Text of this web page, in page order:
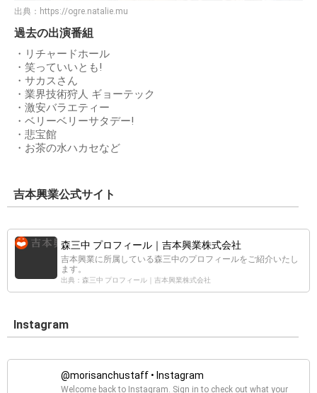
出典： https://ogre.natalie.mu
過去の出演番組
・リチャードホール
・笑っていいとも!
・サカスさん
・業界技術狩人 ギョーテック
・激安バラエティー
・ベリーベリーサタデー!
・悲宝館
・お茶の水ハカセなど
吉本興業公式サイト
森三中 プロフィール｜吉本興業株式会社
吉本興業に所属している森三中のプロフィールをご紹介いたし
ます。
出典：森三中 プロフィール｜吉本興業株式会社
Instagram
@morisanchustaff • Instagram
Welcome back to Instagram. Sign in to check out what your